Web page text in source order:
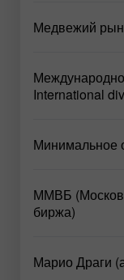
Медвежий
International
Минимальное
ММВБ
биржа)
Марио Драги